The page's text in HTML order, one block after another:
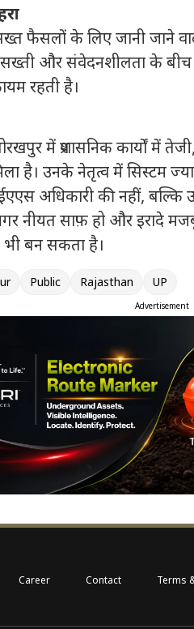
सख्त फैसलों के लिए जानी जाने
वे सख्ती और संवेदनशीलता के
रहती है।
में प्रशासनिक कार्यों में
है। उनके नेतृत्व में सिस्टम
अधिकारी की नहीं, बल्कि
नीयत साफ़ हो और इरादे
भी बन सकता है।
Public Rajasthan UP
Advertisement
Career Contact Terms